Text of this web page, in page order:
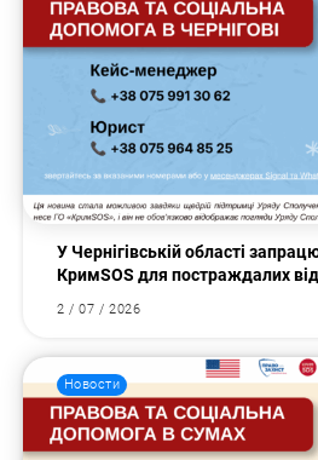
У Чернігівській області
КримSOS для постраждалих
2 / 07 / 2026
Новости